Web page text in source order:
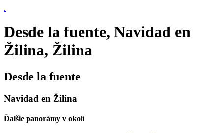
.
Desde la fuente, Navidad en
Žilina, Žilina
Desde la fuente
Navidad en Žilina
Ďalšie panorámy v okolí